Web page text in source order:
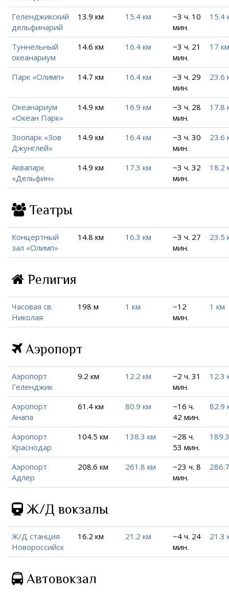
Геленджикский
дельфинарий
13.9 км 15.4 км
~3 ч. 10
мин.
15.4
Туннельный
океанариум
14.6 км 16.4 км
~3 ч. 21
мин.
17 км
Парк «Олимп» 14.7 км 16.4 км
~3 ч. 29
мин.
23.6
Океанариум
«Океан Парк»
14.9 км 16.9 км
~3 ч. 28
мин.
17.8
Зоопарк «Зов
Джунглей»
14.9 км 16.4 км
~3 ч. 30
мин.
23.6
Аквапарк
«Дельфин»
14.9 км 17.3 км
~3 ч. 32
мин.
18.2
Театры
Концертный
зал «Олимп»
14.8 км 16.3 км
~3 ч. 27
мин.
23.5
Религия
Часовая св.
Николая
198 м 1 км
~12
мин.
1 км
Аэропорт
Аэропорт
Геленджик
9.2 км 12.2 км
~2 ч. 31
мин.
12.3
Аэропорт
Анапа
61.4 км 80.9 км
~16 ч.
42 мин.
82.9
Аэропорт
Краснодар
104.5 км 138.3 км
~28 ч.
53 мин.
Аэропорт
Адлер
208.6 км 261.8 км
~23 ч. 8
мин.
Ж/Д вокзалы
Ж/Д станция
Новороссийск
16.2 км 21.2 км
~4 ч. 24
мин.
21.3
Автовокзал